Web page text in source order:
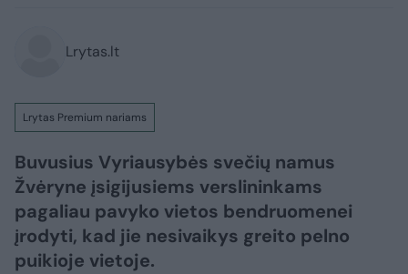
Lrytas.lt
Lrytas Premium nariams
Buvusius Vyriausybės svečių namus
Žvėryne įsigijusiems verslininkams
pagaliau pavyko vietos bendruomenei
įrodyti, kad jie nesivaikys greito pelno
puikioje vietoje.